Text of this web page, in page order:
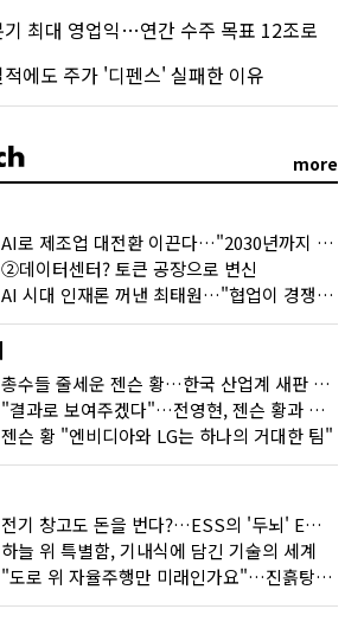
기 최대 영업익…연간 수주 목표 12조로
에도 주가 '디펜스' 실패한 이유
more
AI로 제조업 대전환 이끈다…"2030년까지 민관합동 20조 투자"
②데이터센터? 토큰 공장으로 변신
AI 시대 인재론 꺼낸 최태원…"협업이 경쟁력"
총수들 줄세운 젠슨 황…한국 산업계 새판 짰다
"결과로 보여주겠다"…전영현, 젠슨 황과 HBM5 논의
젠슨 황 "엔비디아와 LG는 하나의 거대한 팀"
전기 창고도 돈을 번다?…ESS의 '두뇌' EMO가 뭐길래
하늘 위 특별함, 기내식에 담긴 기술의 세계
"도로 위 자율주행만 미래인가요"…진흙탕서 길 내는 HD현대 AI 기술